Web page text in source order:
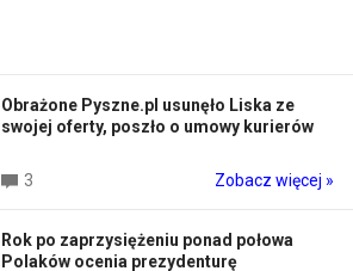
Obrażone Pyszne.pl usunęło Liska ze
swojej oferty, poszło o umowy kurierów
3 Zobacz więcej »
Rok po zaprzysiężeniu ponad połowa
Polaków ocenia prezydenturę